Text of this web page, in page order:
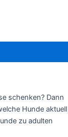
schenken? Dann
Hunde aktuell
zu adulten